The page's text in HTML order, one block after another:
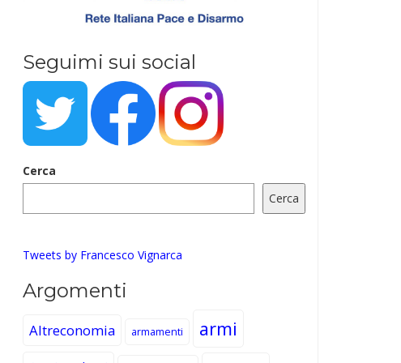
Seguimi sui social
Cerca
Cerca
Tweets by Francesco Vignarca
Argomenti
Altreconomia armamenti armi